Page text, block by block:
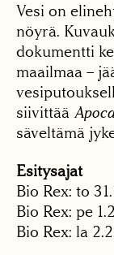
Vesi on
nöyrä.
dokumentti
maailmaa –
siivittää
säveltämä
Esitysajat
Bio Rex: to
Bio Rex: pe
Bio Rex: la